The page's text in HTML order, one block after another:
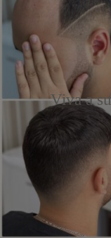
Viva a